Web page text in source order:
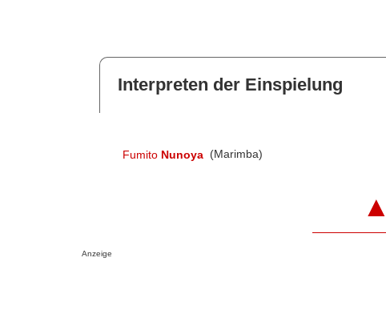
Interpreten der Einspielung
Fumito Nunoya (Marimba)
▲
Anzeige